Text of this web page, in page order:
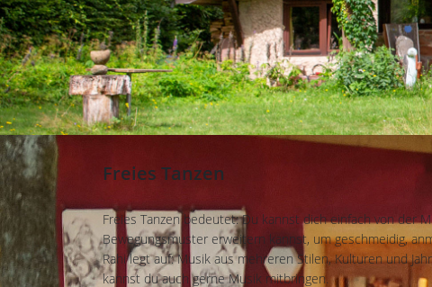
Freies Tanzen
Freies Tanzen bedeutet: Du kannst dich einfach von der
Bewegungsmuster erweitern kannst, um geschmeidig,
Rahi legt auf: Musik aus mehreren Stilen, Kulturen und
kannst du auch gerne Musik mitbringen.